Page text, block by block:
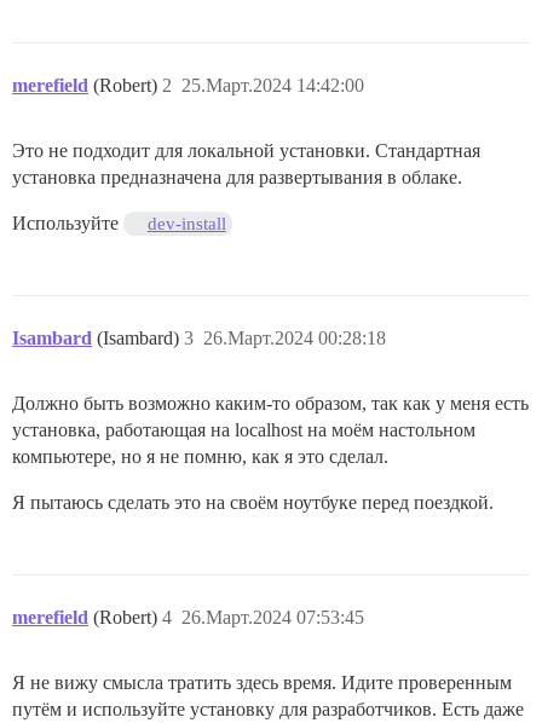
merefield (Robert) 25.Март.2024 14:42:00
2
Это не подходит для локальной установки. Стандартная
установка предназначена для развертывания в облаке.
Используйте dev-install
Isambard (Isambard) 26.Март.2024 00:28:18
3
Должно быть возможно каким-то образом, так как у меня есть
установка, работающая на localhost на моём настольном
компьютере, но я не помню, как я это сделал.
Я пытаюсь сделать это на своём ноутбуке перед поездкой.
merefield (Robert) 26.Март.2024 07:53:45
4
Я не вижу смысла тратить здесь время. Идите проверенным
путём и используйте установку для разработчиков. Есть даже